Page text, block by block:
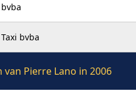
bvba
Pierre Lano in 2006